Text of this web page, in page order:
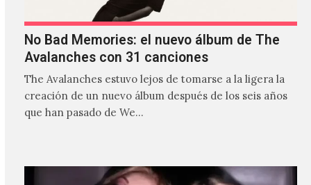
No Bad Memories: el nuevo álbum de The
Avalanches con 31 canciones
The Avalanches estuvo lejos de tomarse a la ligera la
creación de un nuevo álbum después de los seis años
que han pasado de We…